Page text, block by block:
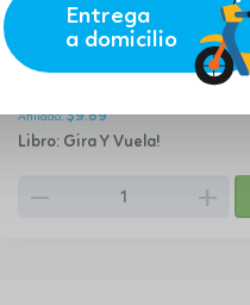
Entrega
a domicilio
Libro: Gira Y Vuela!
$9.89
remove add